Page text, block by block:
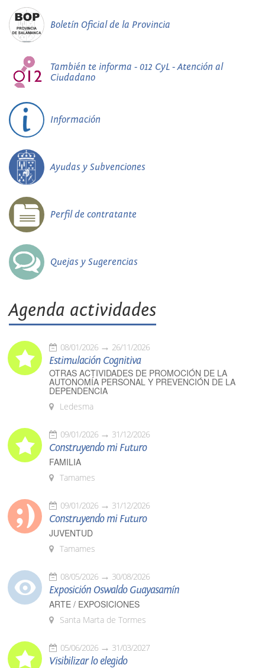
Boletín Oficial de la Provincia
También te informa - 012 CyL - Atención al
Ciudadano
Información
Ayudas y Subvenciones
Perfil de contratante
Quejas y Sugerencias
Agenda actividades
08/01/2026 26/11/2026
Estimulación Cognitiva
OTRAS ACTIVIDADES DE PROMOCIÓN DE LA
AUTONOMÍA PERSONAL Y PREVENCIÓN DE LA
DEPENDENCIA
Ledesma
09/01/2026 31/12/2026
Construyendo mi Futuro
FAMILIA
Tamames
09/01/2026 31/12/2026
Construyendo mi Futuro
JUVENTUD
Tamames
08/05/2026 30/08/2026
Exposición Oswaldo Guayasamín
ARTE / EXPOSICIONES
Santa Marta de Tormes
05/06/2026 31/03/2027
Visibilizar lo elegido